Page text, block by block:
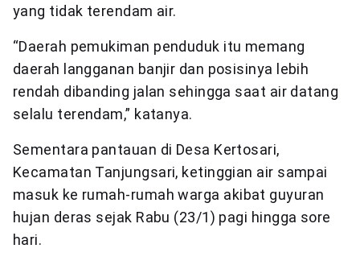
yang tidak terendam air.
“Daerah pemukiman penduduk itu memang
daerah langganan banjir dan posisinya lebih
rendah dibanding jalan sehingga saat air datang
selalu terendam,” katanya.
Sementara pantauan di Desa Kertosari,
Kecamatan Tanjungsari, ketinggian air sampai
masuk ke rumah-rumah warga akibat guyuran
hujan deras sejak Rabu (23/1) pagi hingga sore
hari.